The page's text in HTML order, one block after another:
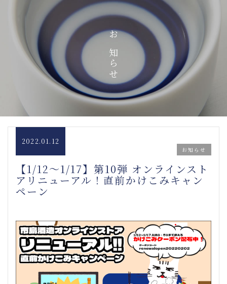
お知らせ
2022.01.12
お知らせ
【1/12～1/17】第10弾 オンラインスト
アリニューアル！直前かけこみキャン
ペーン